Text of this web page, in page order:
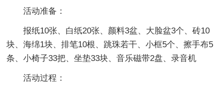
活动准备：
报纸10张、白纸20张、颜料3盆、大脸盆3个、砖10
块、海绵1块、排笔10根、跳珠若干、小框5个、擦手布5
条、小椅子33把、坐垫33块、音乐磁带2盘、录音机
活动过程：